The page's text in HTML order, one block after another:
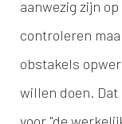
aanwezig zijn
controleren
obstakels
willen doen. Dat